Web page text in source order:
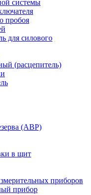
системы
пробоя
для силового
(расцепитель)
(АВР)
в щит
приборов
прибор